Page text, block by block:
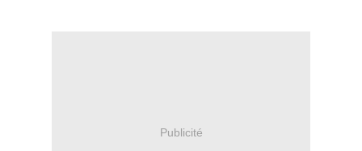
Publicité